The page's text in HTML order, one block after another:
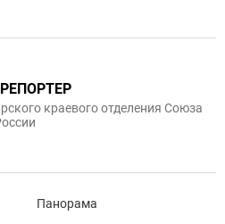
краевого отделения Союза
Панорама